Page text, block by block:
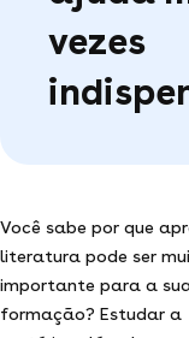
vezes
Você sabe por que
literatura pode ser
importante para a
formação? Estudar a